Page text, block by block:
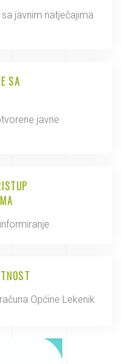
javnim natječajima
SA
javne
Općine Lekenik